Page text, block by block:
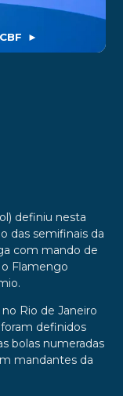
►
definiu nesta
das semifinais da
com mando de
Flamengo
Rio de Janeiro
definidos
bolas numeradas
mandantes da